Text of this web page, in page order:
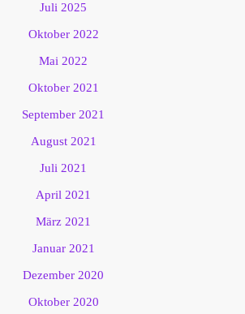
Juli 2025
Oktober 2022
Mai 2022
Oktober 2021
September 2021
August 2021
Juli 2021
April 2021
März 2021
Januar 2021
Dezember 2020
Oktober 2020